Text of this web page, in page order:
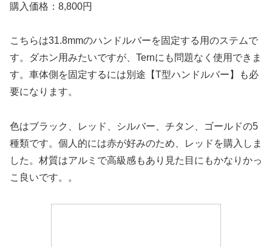
購入価格：8,800円
こちらは31.8mmのハンドルバーを固定する用のステムで
す。ダホン用みたいですが、Ternにも問題なく使用できま
す。車体側を固定するには別途【T型ハンドルバー】も必
要になります。
色はブラック、レッド、シルバー、チタン、ゴールドの5
種類です。個人的には赤が好みのため、レッドを購入しま
した。材質はアルミで高級感もあり見た目にもかなりかっ
こ良いです。。